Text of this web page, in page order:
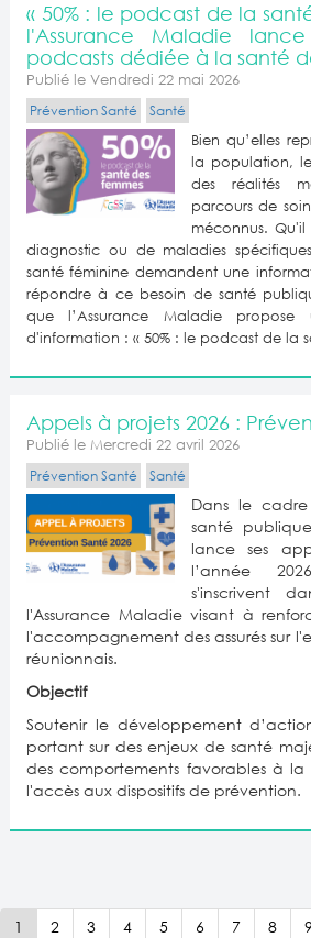
« 50% : le podcast de la
l'Assurance Maladie
podcasts dédiée à la santé
Publié le Vendredi 22 mai 2026
Prévention Santé
Santé
Bien qu’elles
la population,
des réalités
parcours de
méconnus.
diagnostic ou de maladies
santé féminine demandent une
répondre à ce besoin de santé
que l’Assurance Maladie
d'information : « 50% : le podcast de la
Appels à projets 2026 :
Publié le Mercredi 22 avril 2026
Prévention Santé
Santé
Dans le
santé
lance ses
l’année
s'inscrivent
l'Assurance Maladie visant à
l'accompagnement des assurés sur
réunionnais.
​Objectif
Soutenir le développement
portant sur des enjeux de santé
des comportements favorables à
l'accès aux dispositifs de prévention.
1 2 3 4 5 6 7 8 9